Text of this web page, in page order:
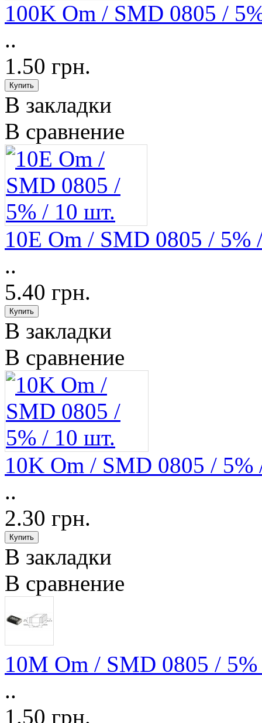
100K Om / SMD 0805 /
..
1.50 грн.
В закладки
В сравнение
10E Om / SMD 0805 / 5%
..
5.40 грн.
В закладки
В сравнение
10K Om / SMD 0805 / 5%
..
2.30 грн.
В закладки
В сравнение
10M Om / SMD 0805 /
..
1.50 грн.